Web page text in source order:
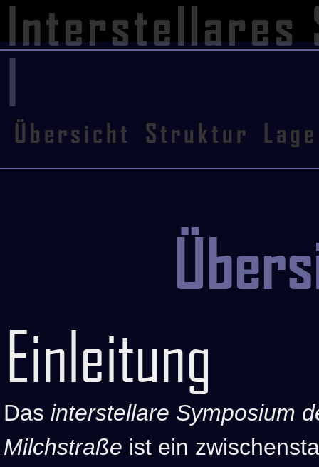
Interstellares
|
Übersicht Struktur Lage
Einleitung
Das interstellare Symposium
Milchstraße ist ein